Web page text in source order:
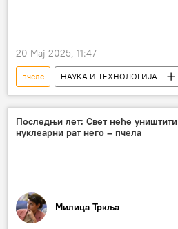
20 Мај 2025, 11:47
пчеле
НАУКА И ТЕХНОЛОГИЈА
Наука и технологија
Последњи лет: Свет неће уништити
нуклеарни рат него – пчела
Милица Тркља